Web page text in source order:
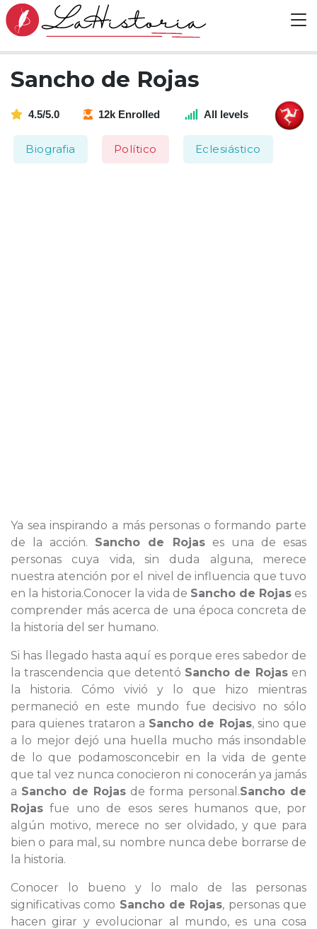
Sancho de Rojas
4.5/5.0 12k Enrolled All levels
Biografia Político Eclesiástico
Ya sea inspirando a más personas o formando parte
de la acción. Sancho de Rojases una de esas
personas cuya vida, sin duda alguna, merece
nuestra atención por el nivel de influencia que tuvo
en la historia.Conocer la vida de Sancho de Rojas es
comprender más acerca de una época concreta de
la historia del ser humano.
Si has llegado hasta aquí es porque eres sabedor de
la trascendencia que detentó Sancho de Rojasen
la historia. Cómo vivió y lo que hizo mientras
permaneció en este mundo fue decisivo no sólo
para quienes trataron a Sancho de Rojas, sino que
a lo mejor dejó una huella mucho más insondable
de lo que podamosconcebir en la vida de gente
que tal vez nunca conocieron ni conocerán ya jamás
a Sancho de Rojasde forma personal.Sancho de
Rojas fue uno de esos seres humanos que, por
algún motivo, merece no ser olvidado, y que para
bien o para mal, su nombre nunca debe borrarse de
la historia.
Conocer lo bueno y lo malo de las personas
significativas como Sancho de Rojas, personas que
hacen girar y evolucionar al mundo, es una cosa